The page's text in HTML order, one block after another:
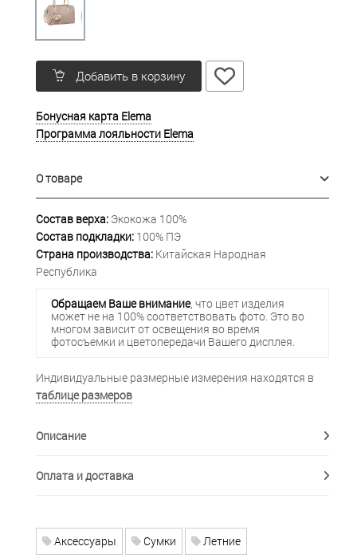
Добавить в корзину
Бонусная карта Elema
Программа лояльности Elema
О товаре
Состав верха: Экокожа 100%
Состав подкладки: 100% ПЭ
Страна производства: Китайская Народная
Республика
Обращаем Ваше внимание, что цвет изделия
может не на 100% соответствовать фото. Это во
многом зависит от освещения во время
фотосъемки и цветопередачи Вашего дисплея.
Индивидуальные размерные измерения находятся в
таблице размеров
Описание
Оплата и доставка
Аксессуары Сумки Летние